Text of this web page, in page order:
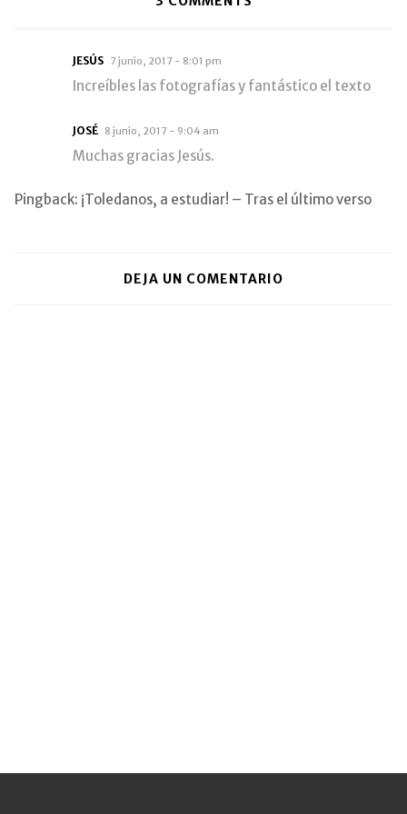
JESÚS 7 junio, 2017 - 8:01 pm
Increíbles las fotografías y fantástico el texto
JOSÉ 8 junio, 2017 - 9:04 am
Muchas gracias Jesús.
Pingback: ¡Toledanos, a estudiar! – Tras el último verso
DEJA UN COMENTARIO